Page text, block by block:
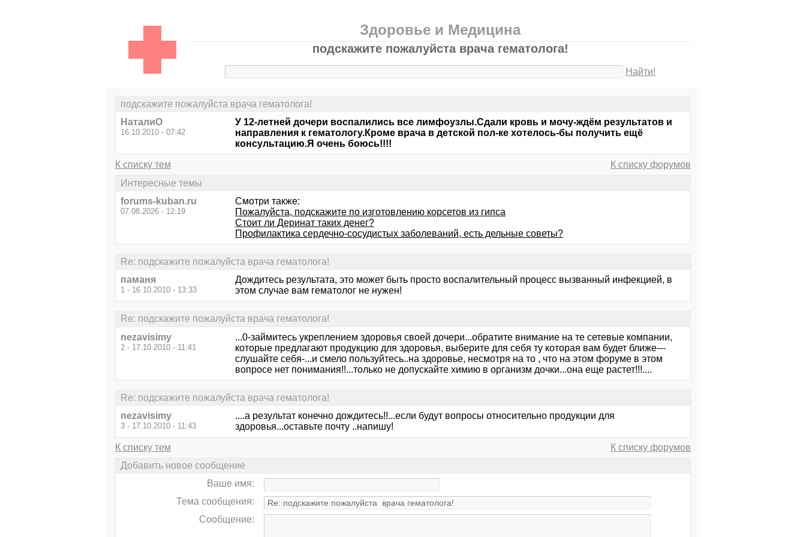
Здоровье и Медицина
подскажите пожалуйста врача гематолога!
Найти!
подскажите пожалуйста врача гематолога!
НаталиО
16.10.2010 - 07:42
У 12-летней дочери воспалились все лимфоузлы.Сдали кровь и мочу-ждём результатов и
направления к гематологу.Кроме врача в детской пол-ке хотелось-бы получить ещё
консультацию.Я очень боюсь!!!!
К списку тем
К списку форумов
Интересные темы
forums-kuban.ru
07.08.2026 - 12:19
Смотри также:
Пожалуйста, подскажите по изготовлению корсетов из гипса
Стоит ли Деринат таких денег?
Профилактика сердечно-сосудистых заболеваний, есть дельные советы?
Re: подскажите пожалуйста врача гематолога!
паманя
1 - 16.10.2010 - 13:33
Дождитесь результата, это может быть просто воспалительный процесс вызванный инфекцией, в
этом случае вам гематолог не нужен!
Re: подскажите пожалуйста врача гематолога!
nezavisimy
2 - 17.10.2010 - 11:41
...0-займитесь укреплением здоровья своей дочери...обратите внимание на те сетевые компании,
которые предлагают продукцию для здоровья, выберите для себя ту которая вам будет ближе---
слушайте себя-...и смело пользуйтесь..на здоровье, несмотря на то , что на этом форуме в этом
вопросе нет понимания!!...только не допускайте химию в организм дочки...она еще растет!!!....
Re: подскажите пожалуйста врача гематолога!
nezavisimy
3 - 17.10.2010 - 11:43
....а результат конечно дождитесь!!...если будут вопросы относительно продукции для
здоровья...оставьте почту ..напишу!
К списку тем
К списку форумов
Добавить новое сообщение
Ваше имя:
Тема сообщения:
Сообщение: